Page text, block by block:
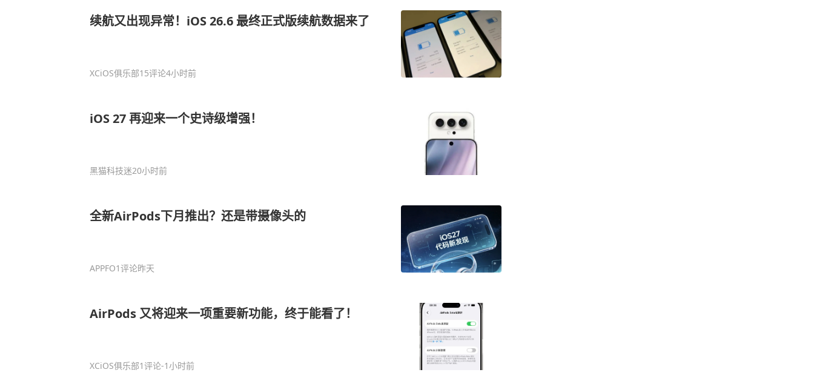
续航又出现异常！iOS 26.6 最终正式版续航数据来了
XCiOS俱乐部15评论4小时前
iOS 27 再迎来一个史诗级增强！
黑猫科技迷20小时前
全新AirPods下月推出？还是带摄像头的
APPFO1评论昨天
AirPods 又将迎来一项重要新功能，终于能看了！
XCiOS俱乐部1评论-1小时前